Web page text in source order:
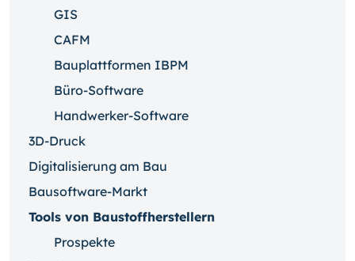
GIS
CAFM
Bauplattformen IBPM
Büro-Software
Handwerker-Software
3D-Druck
Digitalisierung am Bau
Bausoftware-Markt
Tools von Baustoffherstellern
Prospekte